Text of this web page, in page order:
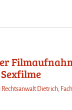
Rechtsanwalt Dietrich,